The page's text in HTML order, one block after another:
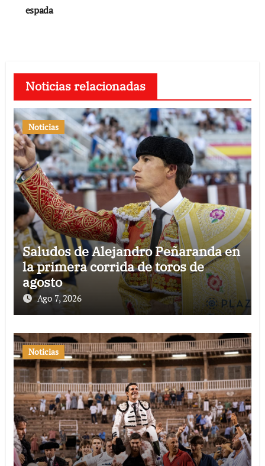
espada
Noticias relacionadas
Noticias
Saludos de Alejandro Peñaranda en
la primera corrida de toros de
agosto
Ago 7, 2026
Noticias